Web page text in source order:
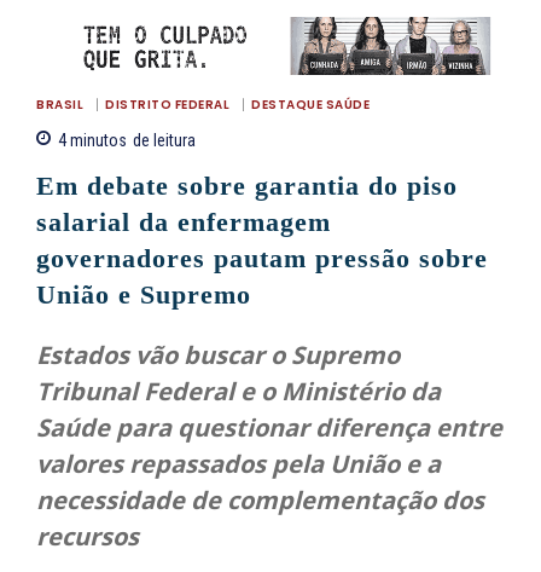
BRASIL DISTRITO FEDERAL DESTAQUE SAÚDE
4minutos de leitura
Em debate sobre garantia do piso
salarial da enfermagem
governadores pautam pressão sobre
União e Supremo
Estados vão buscar o Supremo
Tribunal Federal e o Ministério da
Saúde para questionar diferença entre
valores repassados pela União e a
necessidade de complementação dos
recursos